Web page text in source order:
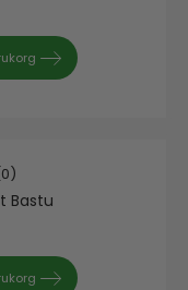
Bastu